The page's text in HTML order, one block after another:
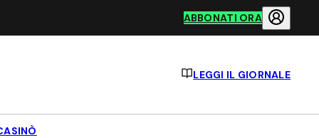
ABBONATI ORA
LEGGI IL GIORNALE